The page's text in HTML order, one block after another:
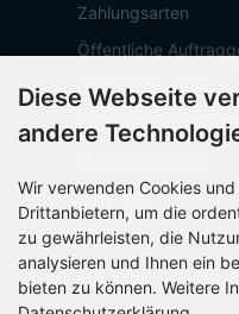
Zahlungsarten
Öffentliche
Geschäftskunden
Über OCTO IT
Sitemap
Diese Webseite
andere
Wir verwenden Cookies
Drittanbietern, um die
zu gewährleisten, die
analysieren und Ihnen ein
bieten zu können. Weitere